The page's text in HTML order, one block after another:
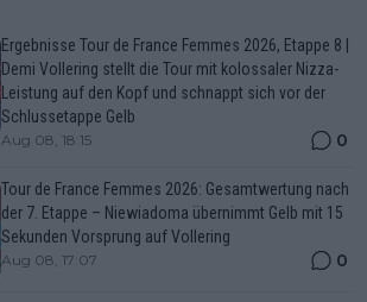
Ergebnisse Tour de France Femmes 2026, Etappe 8 |
Demi Vollering stellt die Tour mit kolossaler Nizza-
Leistung auf den Kopf und schnappt sich vor der
Schlussetappe Gelb
Aug 08, 18:15 0
Tour de France Femmes 2026: Gesamtwertung nach
der 7. Etappe – Niewiadoma übernimmt Gelb mit 15
Sekunden Vorsprung auf Vollering
Aug 08, 17:07 0